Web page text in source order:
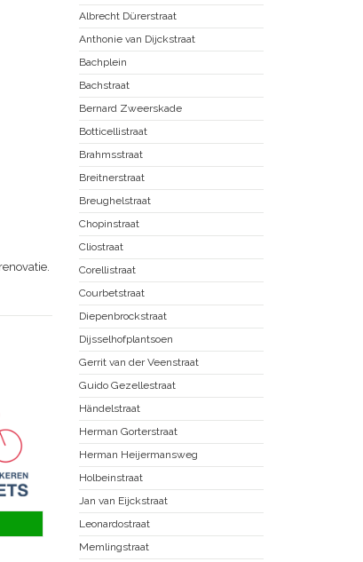
Albrecht Dürerstraat
Anthonie van Dijckstraat
Bachplein
Bachstraat
Bernard Zweerskade
Botticellistraat
Brahmsstraat
Breitnerstraat
Breughelstraat
Chopinstraat
Cliostraat
Corellistraat
Courbetstraat
Diepenbrockstraat
Dijsselhofplantsoen
Gerrit van der Veenstraat
Guido Gezellestraat
Händelstraat
Herman Gorterstraat
Herman Heijermansweg
Holbeinstraat
Jan van Eijckstraat
Leonardostraat
Memlingstraat